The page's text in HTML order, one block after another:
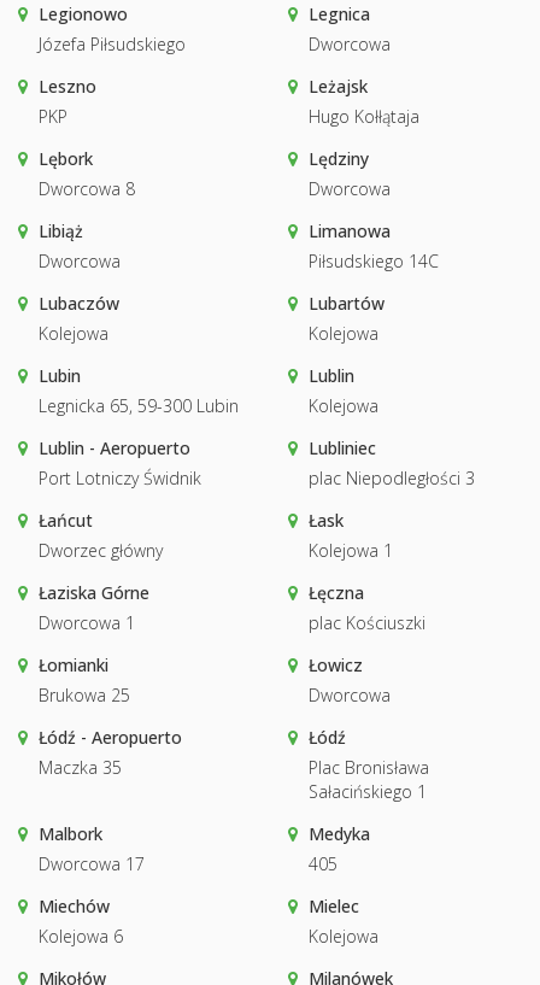
Legionowo
Józefa Piłsudskiego
Legnica
Dworcowa
Leszno
PKP
Leżajsk
Hugo Kołłątaja
Lębork
Dworcowa 8
Lędziny
Dworcowa
Libiąż
Dworcowa
Limanowa
Piłsudskiego 14C
Lubaczów
Kolejowa
Lubartów
Kolejowa
Lubin
Legnicka 65, 59-300 Lubin
Lublin
Kolejowa
Lublin - Aeropuerto
Port Lotniczy Świdnik
Lubliniec
plac Niepodległości 3
Łańcut
Dworzec główny
Łask
Kolejowa 1
Łaziska Górne
Dworcowa 1
Łęczna
plac Kościuszki
Łomianki
Brukowa 25
Łowicz
Dworcowa
Łódź - Aeropuerto
Maczka 35
Łódź
Plac Bronisława
Sałacińskiego 1
Malbork
Dworcowa 17
Medyka
405
Miechów
Kolejowa 6
Mielec
Kolejowa
Mikołów
Milanówek